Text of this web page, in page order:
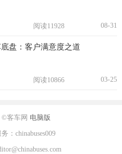
阅读11928 08-31
盘：客户满意度之道
阅读10866 03-25
©客车网 电脑版
：chinabuses009